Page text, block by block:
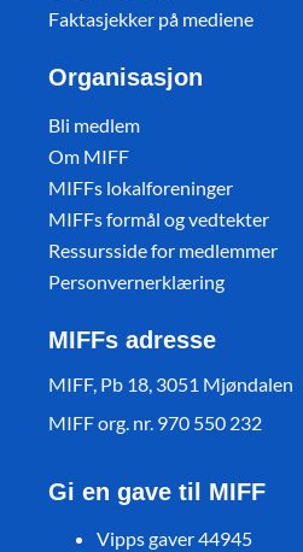
Faktasjekker på mediene
Organisasjon
Bli medlem
Om MIFF
MIFFs lokalforeninger
MIFFs formål og vedtekter
Ressursside for medlemmer
Personvernerklæring
MIFFs adresse
MIFF, Pb 18, 3051 Mjøndalen
MIFF org. nr. 970 550 232
Gi en gave til MIFF
Vipps gaver 44945